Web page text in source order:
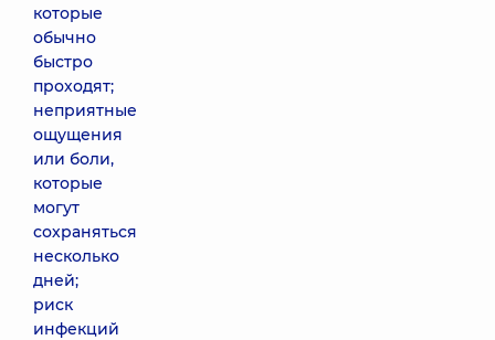
которые
обычно
быстро
проходят;
неприятные
ощущения
или боли,
которые
могут
сохраняться
несколько
дней;
риск
инфекций